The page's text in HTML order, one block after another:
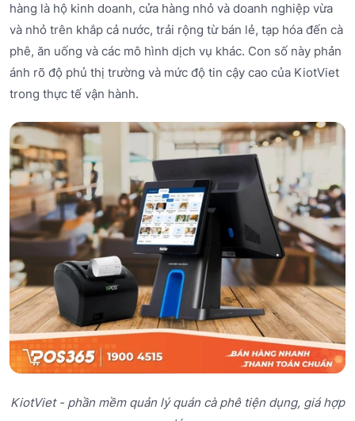
hàng là hộ kinh doanh, cửa hàng nhỏ và doanh nghiệp vừa
và nhỏ trên khắp cả nước, trải rộng từ bán lẻ, tạp hóa đến cà
phê, ăn uống và các mô hình dịch vụ khác. Con số này phản
ánh rõ độ phủ thị trường và mức độ tin cậy cao của KiotViet
trong thực tế vận hành.
KiotViet - phần mềm quản lý quán cà phê tiện dụng, giá hợp